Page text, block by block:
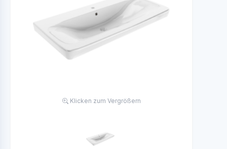
Klicken zum Vergrößern